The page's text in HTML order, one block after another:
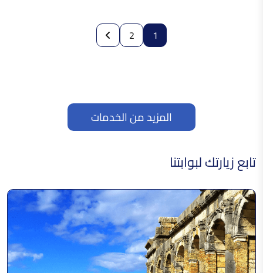
1
2
المزيد من الخدمات
تابع زيارتك لبوابتنا